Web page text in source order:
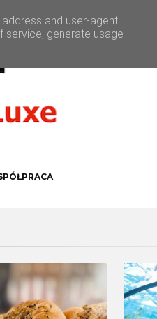
and user-agent
service, generate usage